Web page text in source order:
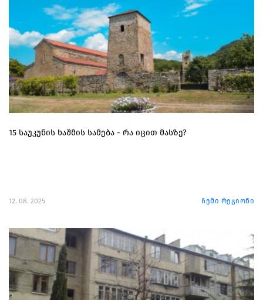
15 საუკუნის ხაშმის სამება - რა იცით მასზე?
12. 08. 2025 ჩემი რეგიონი